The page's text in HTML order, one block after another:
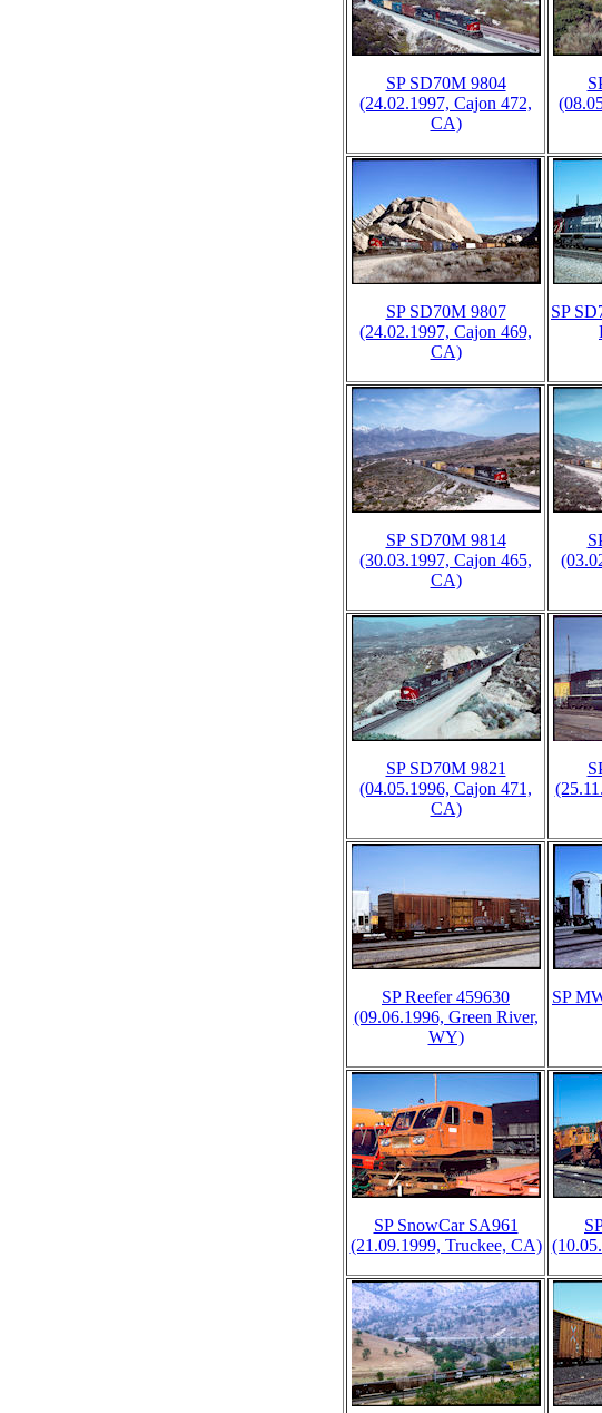
SP SD70M 9804
(24.02.1997, Cajon 472,
CA)
SP SD70M 9807
(24.02.1997, Cajon 469,
CA)
SP
SP SD70M 9814
(30.03.1997, Cajon 465,
CA)
SP SD70M 9821
(04.05.1996, Cajon 471,
CA)
SP Reefer 459630
(09.06.1996, Green River,
WY)
SP
SP SnowCar SA961
(21.09.1999, Truckee, CA)